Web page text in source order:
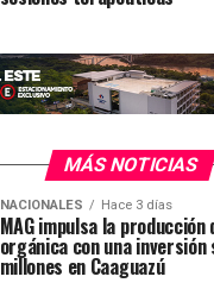
MÁS NOTICIAS
NACIONALES Hace 3 días
MAG impulsa la producción
orgánica con una inversión
millones en Caaguazú